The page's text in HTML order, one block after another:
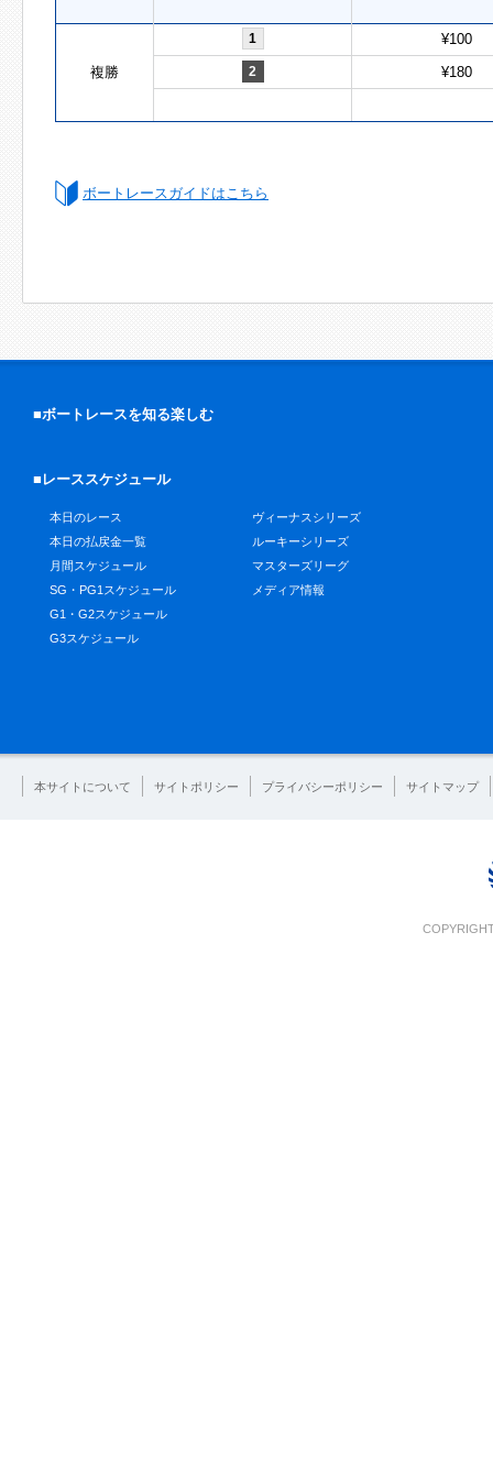
複勝
1 ¥100
2 ¥180
ボートレースガイドはこちら
■ボートレースを知る楽しむ
■レーススケジュール
本日のレース
本日の払戻金一覧
月間スケジュール
SG・PG1スケジュール
G1・G2スケジュール
G3スケジュール
ヴィーナスシリーズ
ルーキーシリーズ
マスターズリーグ
メディア情報
本サイトについて サイトポリシー プライバシーポリシー サイトマップ